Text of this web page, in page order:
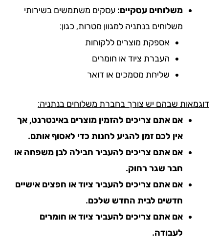
משלוחים עסקיים:עסקים משתמשים בשירותי
משלוחים בנתניה למגוון מטרות, כגון:
אספקת מוצרים ללקוחות
העברת ציוד או חומרים
שליחת מסמכים או דואר
שבהם יש צורך בחברת משלוחים בנתניה:
אם אתם צריכים להזמין מוצרים באינטרנט, אך
אין לכם זמן להגיע לחנות כדי לאסוף אותם.
אם אתם צריכים להעביר חבילה לבן משפחה או
חבר שגר רחוק.
אם אתם צריכים להעביר ציוד או חפצים אישיים
חדשים לבית החדש שלכם.
אם אתם צריכים להעביר ציוד או חומרים
לעבודה.